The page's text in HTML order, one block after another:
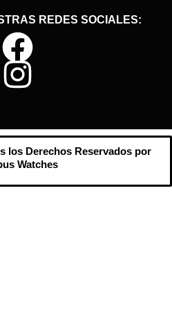
REDES SOCIALES:
los Derechos Reservados por
Watches